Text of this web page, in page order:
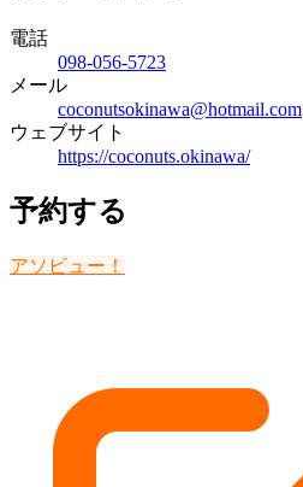
電話
098-056-5723
メール
coconutsokinawa@hotmail.com
ウェブサイト
https://coconuts.okinawa/
予約する
アソビュー！